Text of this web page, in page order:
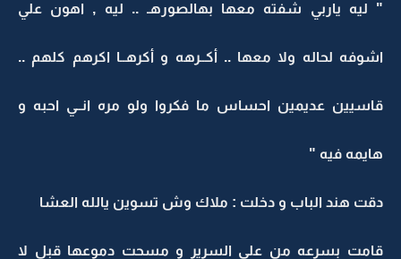
" ليه ياربي شفته معها بهالصورهـ .. ليه , اهون علي
اشوفه لحاله ولا معها .. أكــرهه و أكرهــا اكرهم كلهم ..
قاسيين عديمين احساس ما فكروا ولو مره انــي احبه و
هايمه فيه "
دقت هند الباب و دخلت : ملاك وش تسوين يالله العشا
قامت بسرعه من على السرير و مسحت دموعها قبل لا